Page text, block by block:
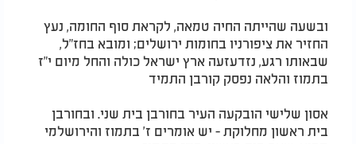
ובשעה שהייתה החיה טמאה, לקראת סוף החומה, נעץ
החזיר את ציפורניו בחומות ירושלים; ומובא בחז"ל,
שבאותו רגע, נזדעזעה ארץ ישראל כולה והחל מיום י"ז
בתמוז והלאה נפסק קורבן התמיד
אסון שלישי הובקעה העיר בחורבן בית שני. ובחורבן
בית ראשון מחלוקת - יש אומרים ז' בתמוז והירושלמי